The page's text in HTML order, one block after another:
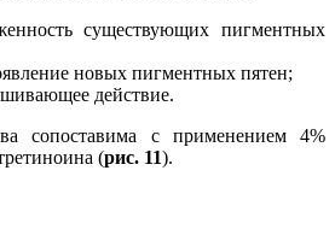
существующих пигментных
новых пигментных пятен;
действие.
сопоставима с применением 4%
(рис. 11).